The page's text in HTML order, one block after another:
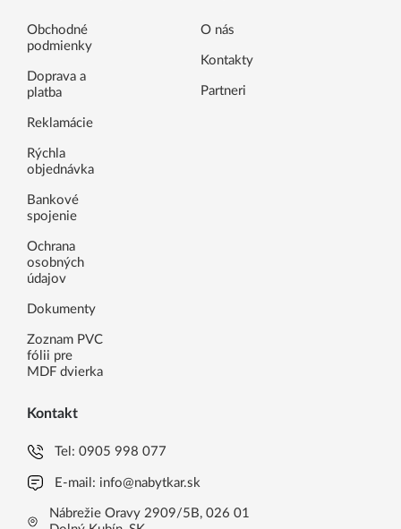
Obchodné
podmienky
Doprava a
platba
Reklamácie
Rýchla
objednávka
Bankové
spojenie
Ochrana
osobných
údajov
Dokumenty
Zoznam PVC
fólii pre
MDF dvierka
O nás
Kontakty
Partneri
Kontakt
Tel:0905 998 077
E-mail: info@nabytkar.sk
Nábrežie Oravy 2909/5B, 026 01